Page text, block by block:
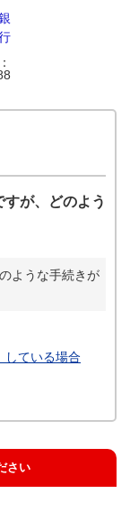
が、どのよう
ような手続きが
している場合
さい